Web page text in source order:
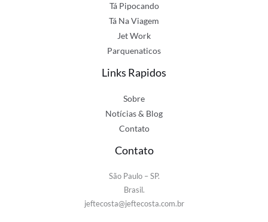
Tá Pipocando
Tá Na Viagem
Jet Work
Parquenaticos
Links Rapidos
Sobre
Notícias & Blog
Contato
Contato
São Paulo – SP.
Brasil.
jeftecosta@jeftecosta.com.br